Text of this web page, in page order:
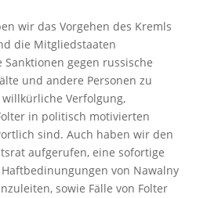
wir das Vorgehen des Kremls
die Mitgliedstaaten
gegen russische
und andere Personen zu
Verfolgung,
in politisch motivierten
sind. Auch haben wir den
aufgerufen, eine sofortige
von Nawalny
sowie Fälle von Folter